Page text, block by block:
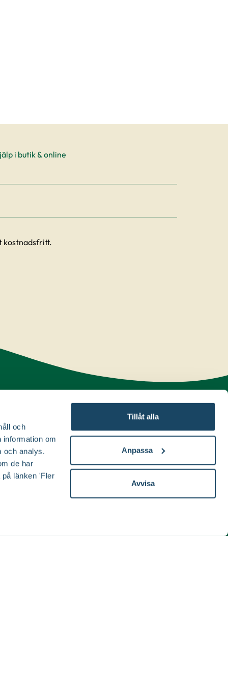
och
information om
och analys.
de har
länken 'Fler
Tillåt alla
Anpassa
Avvisa
i butik & online
kostnadsfritt.